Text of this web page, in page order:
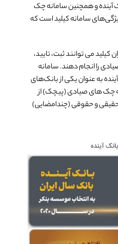
آینده و همچنین سامانه چک
سامانه کیلید است که
کیلید می توانند ثبت، تایید،
را انجام دهند. سامانه
به عنوان یکی از بانک‌های
چک های صیادی (پیچک) از
و حقوقی (چندامضایی)